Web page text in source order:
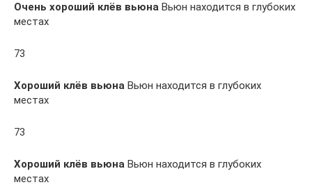
Очень хороший клёв вьюна Вьюн находится в глубоких
местах
73
Хороший клёв вьюна Вьюн находится в глубоких
местах
73
Хороший клёв вьюна Вьюн находится в глубоких
местах